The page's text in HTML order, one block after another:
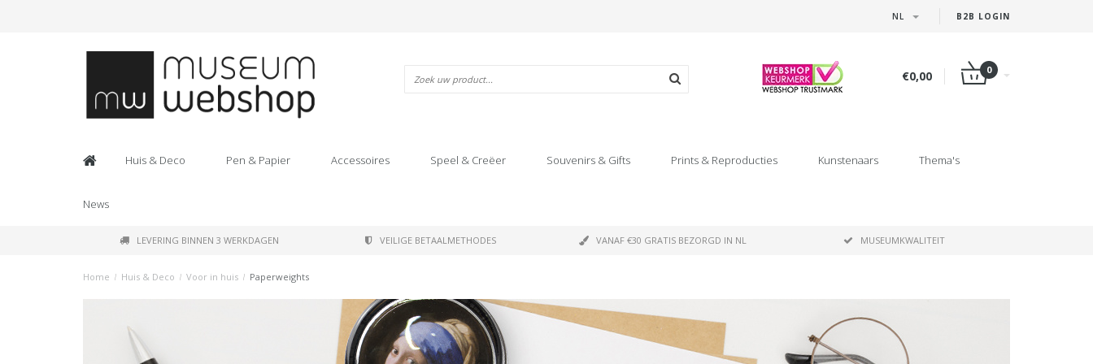
B2B LOGIN
NL
€0,00 0
Huis & Deco Pen & Papier Accessoires Speel & Creëer Souvenirs & Gifts Prints & Reproducties Kunstenaars Thema's
News
LEVERING BINNEN 3 WERKDAGEN VEILIGE BETAALMETHODES VANAF €30 GRATIS BEZORGD IN NL MUSEUMKWALITEIT
Home / Huis & Deco / Voor in huis / Paperweights